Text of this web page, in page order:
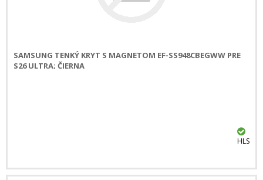
SAMSUNG TENKÝ KRYT S MAGNETOM EF-SS948CBEGWW PRE
S26 ULTRA; ČIERNA
HLS